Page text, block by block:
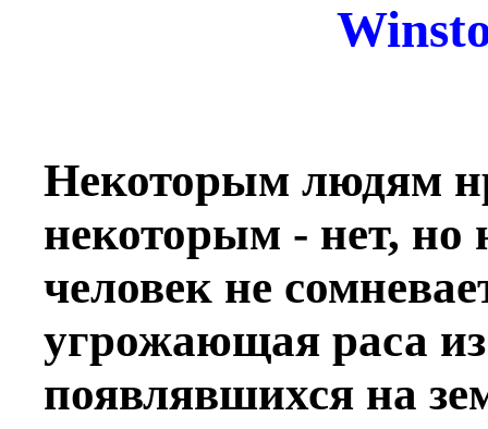
Некоторым людям
некоторым - нет,
человек не
угрожающая раса из
появлявшихся на